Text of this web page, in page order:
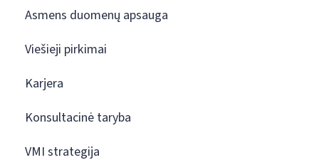
Asmens duomenų apsauga
Viešieji pirkimai
Karjera
Konsultacinė taryba
VMI strategija